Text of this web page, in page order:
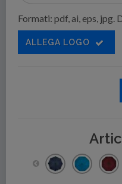
Formati: pdf, ai, eps, jpg.
ALLEGA LOGO